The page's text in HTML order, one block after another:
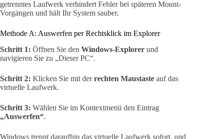
getrenntes Laufwerk verhindert Fehler bei späteren Mount-
Vorgängen und hält Ihr System sauber.
Methode A: Auswerfen per Rechtsklick im Explorer
Schritt 1: Öffnen Sie den Windows-Explorer und
navigieren Sie zu „Dieser PC“.
Schritt 2: Klicken Sie mit derrechten Maustaste auf das
virtuelle Laufwerk.
Schritt 3: Wählen Sie im Kontextmenü den Eintrag
„Auswerfen“.
Windows trennt daraufhin das virtuelle Laufwerk sofort, und